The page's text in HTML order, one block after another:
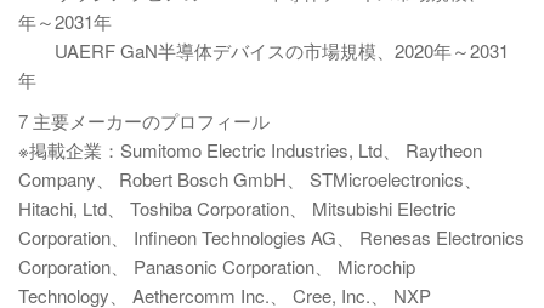
年～2031年
UAERF GaN半導体デバイスの市場規模、2020年～2031
年
7 主要メーカーのプロフィール
※掲載企業：Sumitomo Electric Industries, Ltd、 Raytheon
Company、 Robert Bosch GmbH、 STMicroelectronics、
Hitachi, Ltd、 Toshiba Corporation、 Mitsubishi Electric
Corporation、 Infineon Technologies AG、 Renesas Electronics
Corporation、 Panasonic Corporation、 Microchip
Technology、 Aethercomm Inc.、 Cree, Inc.、 NXP